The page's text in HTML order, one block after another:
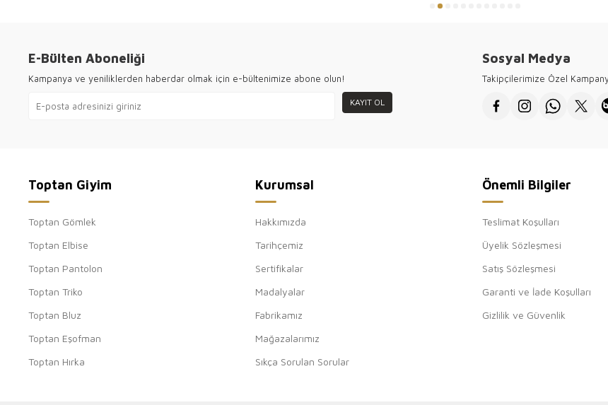
E-Bülten Aboneliği
Kampanya ve yeniliklerden haberdar olmak için e-bültenimize abone olun!
KAYIT OL
Sosyal Medya
Takipçilerimize Özel
Toptan Giyim
Toptan Gömlek
Toptan Elbise
Toptan Pantolon
Toptan Triko
Toptan Bluz
Toptan Eşofman
Toptan Hırka
Kurumsal
Hakkımızda
Tarihçemiz
Sertifikalar
Madalyalar
Fabrikamız
Mağazalarımız
Sıkça Sorulan Sorular
Önemli Bilgiler
Teslimat Koşulları
Üyelik Sözleşmesi
Satış Sözleşmesi
Garanti ve İade Koşulları
Gizlilik ve Güvenlik